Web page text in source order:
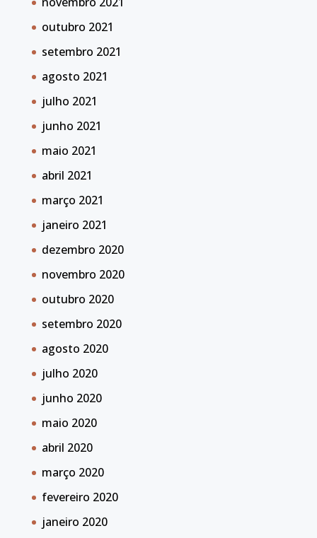
outubro 2021
setembro 2021
agosto 2021
julho 2021
junho 2021
maio 2021
abril 2021
março 2021
janeiro 2021
dezembro 2020
novembro 2020
outubro 2020
setembro 2020
agosto 2020
julho 2020
junho 2020
maio 2020
abril 2020
março 2020
fevereiro 2020
janeiro 2020